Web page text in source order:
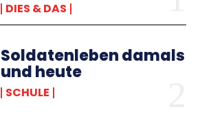
DIES & DAS
Soldatenleben damals
und heute
SCHULE